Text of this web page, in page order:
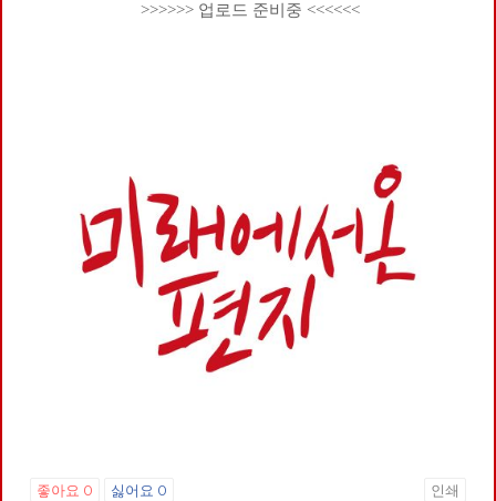
>>>>>> 업로드 준비중 <<<<<<
좋아요 0 싫어요 0 인쇄